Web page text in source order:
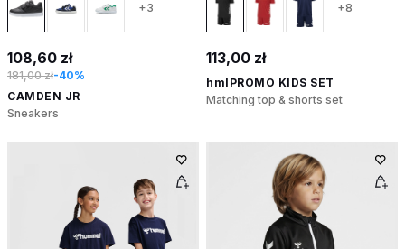
+3
108,60 zł
181,00 zł-40%
CAMDEN JR
Sneakers
+8
113,00 zł
hmlPROMO KIDS SET
Matching top & shorts set